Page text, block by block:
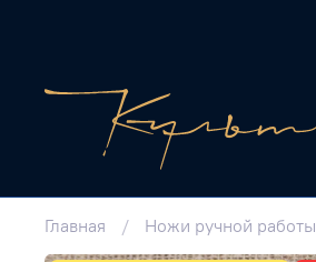
Главная Ножи ручной работы